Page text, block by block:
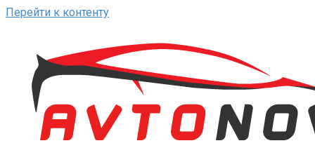
Перейти к контенту